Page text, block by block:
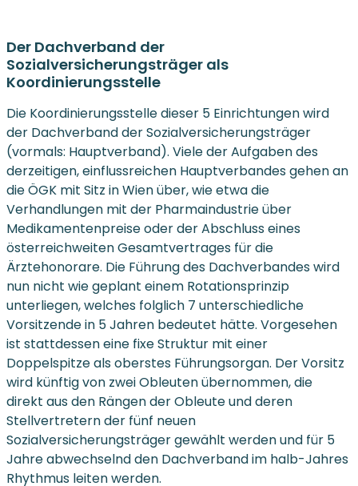
Der Dachverband der
Sozialversicherungsträger als
Koordinierungsstelle
Die Koordinierungsstelle dieser 5 Einrichtungen wird
der Dachverband der Sozialversicherungsträger
(vormals: Hauptverband). Viele der Aufgaben des
derzeitigen, einflussreichen Hauptverbandes gehen an
die ÖGK mit Sitz in Wien über, wie etwa die
Verhandlungen mit der Pharmaindustrie über
Medikamentenpreise oder der Abschluss eines
österreichweiten Gesamtvertrages für die
Ärztehonorare. Die Führung des Dachverbandes wird
nun nicht wie geplant einem Rotationsprinzip
unterliegen, welches folglich 7 unterschiedliche
Vorsitzende in 5 Jahren bedeutet hätte. Vorgesehen
ist stattdessen eine fixe Struktur mit einer
Doppelspitze als oberstes Führungsorgan. Der Vorsitz
wird künftig von zwei Obleuten übernommen, die
direkt aus den Rängen der Obleute und deren
Stellvertretern der fünf neuen
Sozialversicherungsträger gewählt werden und für 5
Jahre abwechselnd den Dachverband im halb-Jahres
Rhythmus leiten werden.